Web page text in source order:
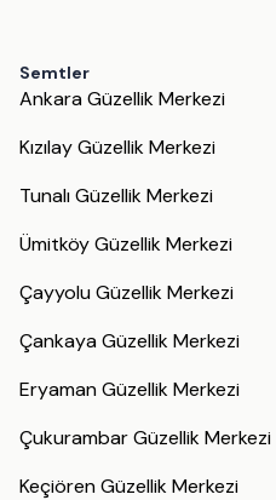
Semtler
Ankara Güzellik Merkezi
Kızılay Güzellik Merkezi
Tunalı Güzellik Merkezi
Ümitköy Güzellik Merkezi
Çayyolu Güzellik Merkezi
Çankaya Güzellik Merkezi
Eryaman Güzellik Merkezi
Çukurambar Güzellik Merkezi
Keçiören Güzellik Merkezi